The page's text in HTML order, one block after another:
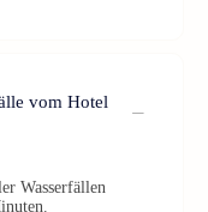
vom Hotel
Wasserfällen